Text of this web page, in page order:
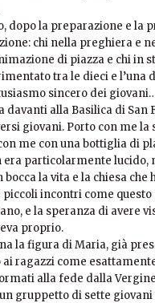
dopo la preparazione e la
chi nella preghiera e
di piazza e chi in
tra le dieci e l’una
sincero dei
davanti alla Basilica di
giovani. Porto con me
me con una bottiglia di
particolarmente lucido,
bocca la vita e la chiesa
incontri come
e la speranza di avere
proprio.
la figura di Maria, già
ragazzi come
alla fede dalla
gruppetto di sette